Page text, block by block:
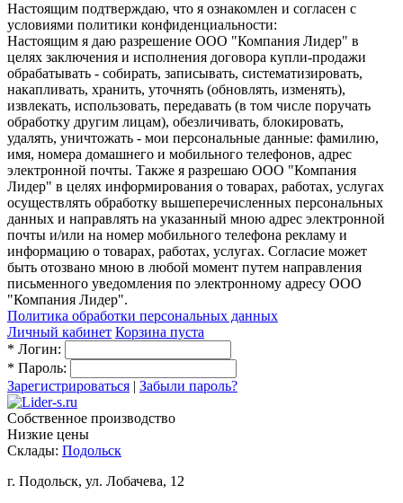
Настоящим подтверждаю, что я ознакомлен и согласен с
условиями политики конфиденциальности:
Настоящим я даю разрешение ООО "Компания Лидер" в
целях заключения и исполнения договора купли-продажи
обрабатывать - собирать, записывать, систематизировать,
накапливать, хранить, уточнять (обновлять, изменять),
извлекать, использовать, передавать (в том числе поручать
обработку другим лицам), обезличивать, блокировать,
удалять, уничтожать - мои персональные данные: фамилию,
имя, номера домашнего и мобильного телефонов, адрес
электронной почты. Также я разрешаю ООО "Компания
Лидер" в целях информирования о товарах, работах, услугах
осуществлять обработку вышеперечисленных персональных
данных и направлять на указанный мною адрес электронной
почты и/или на номер мобильного телефона рекламу и
информацию о товарах, работах, услугах. Согласие может
быть отозвано мною в любой момент путем направления
письменного уведомления по электронному адресу ООО
"Компания Лидер".
Политика обработки персональных данных
Личный кабинет Корзина пуста
* Логин:
* Пароль:
Зарегистрироваться | Забыли пароль?
Собственное производство
Низкие цены
Склады: Подольск
г. Подольск, ул. Лобачева, 12